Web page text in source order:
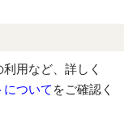
用など、詳しく
について をご確認く